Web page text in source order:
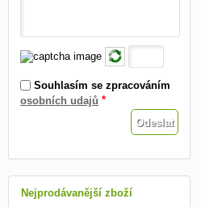
Souhlasím se zpracováním
osobních udajů *
Nejprodávanější zboží